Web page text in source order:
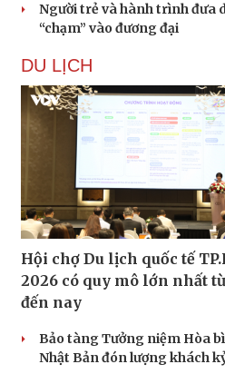
Người trẻ và hành trình đưa
“chạm” vào đương đại
DU LỊCH
Hội chợ Du lịch quốc tế
2026 có quy mô lớn nhất
đến nay
Bảo tàng Tưởng niệm Hòa
Nhật Bản đón lượng khách